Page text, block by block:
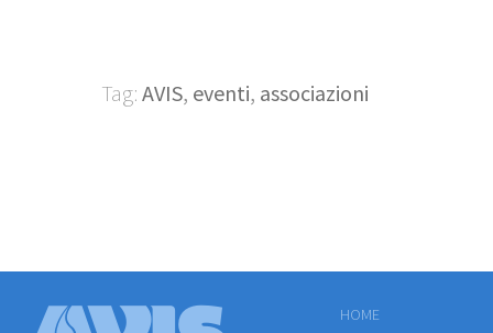
Tag: AVIS, eventi, associazioni
HOME